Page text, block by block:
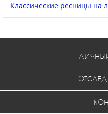
Классические ресницы на